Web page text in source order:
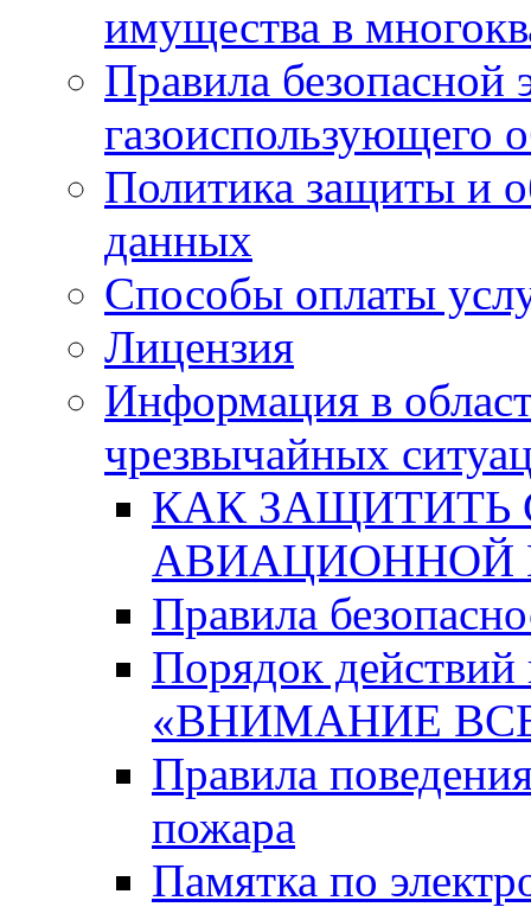
имущества в
Правила безопасной
газоиспользующего
Политика защиты и
данных
Способы оплаты
Лицензия
Информация в
чрезвычайных
КАК ЗАЩИТИТЬ
АВИАЦИОННОЙ
Правила
Порядок действий
«ВНИМАНИЕ
Правила
пожара
Памятка по